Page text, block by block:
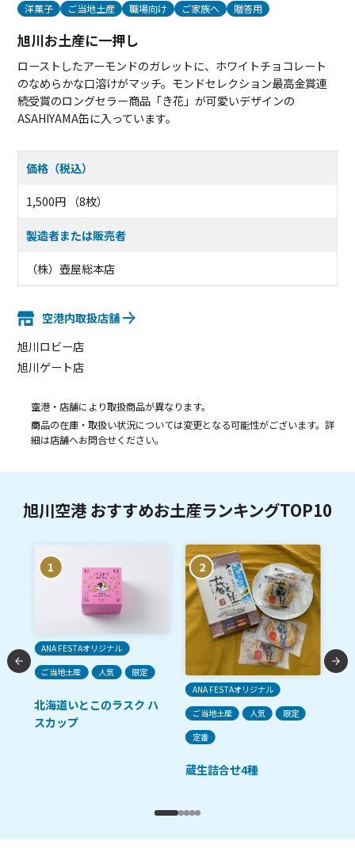
洋菓子 ご当地土産 職場向け ご家族へ 贈答用
旭川お土産に一押し
ローストしたアーモンドのガレットに、ホワイトチョコレート
のなめらかな口溶けがマッチ。モンドセレクション最高金賞連
続受賞のロングセラー商品「き花」が可愛いデザインの
ASAHIYAMA缶に入っています。
価格（税込）
1,500円 （8枚）
製造者または販売者
（株）壺屋総本店
空港内取扱店舗
旭川ロビー店
旭川ゲート店
空港・店舗により取扱商品が異なります。
商品の在庫・取扱い状況については変更となる可能性がございます。詳
細は店舗へお問合せください。
旭川空港 おすすめお土産ランキングTOP10
1
ANA FESTAオリジナル
ご当地土産
人気 限定
北海道いとこのラスク ハ
スカップ
2
ANA FESTAオリジナル
ご当地土産
人気
限定
定番
蔵生詰合せ4種